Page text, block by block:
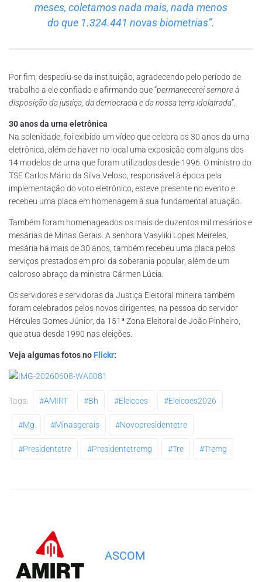
meses, coletamos nada mais, nada menos
do que 1.324.441 novas biometrias”.
Por fim, despediu-se da instituição, agradecendo pelo período de
trabalho a ele confiado e afirmando que “permanecerei sempre à
disposição da justiça, da democracia e da nossa terra idolatrada”.
30 anos da urna eletrônica
Na solenidade, foi exibido um vídeo que celebra os 30 anos da urna
eletrônica, além de haver no local uma exposição com alguns dos
14 modelos de urna que foram utilizados desde 1996. O ministro do
TSE Carlos Mário da Silva Veloso, responsável à época pela
implementação do voto eletrônico, esteve presente no evento e
recebeu uma placa em homenagem à sua fundamental atuação.
Também foram homenageados os mais de duzentos mil mesários e
mesárias de Minas Gerais. A senhora Vasyliki Lopes Meireles,
mesária há mais de 30 anos, também recebeu uma placa pelos
serviços prestados em prol da soberania popular, além de um
caloroso abraço da ministra Cármen Lúcia.
Os servidores e servidoras da Justiça Eleitoral mineira também
foram celebrados pelos novos dirigentes, na pessoa do servidor
Hércules Gomes Júnior, da 151ª Zona Eleitoral de João Pinheiro,
que atua desde 1990 nas eleições.
Veja algumas fotos no Flickr:
Tags: #AMIRT #bh #eleicoes #eleicoes2026
#mg #minasgerais #novopresidentetre
#presidentetre #presidentetremg #tre #tremg
ASCOM